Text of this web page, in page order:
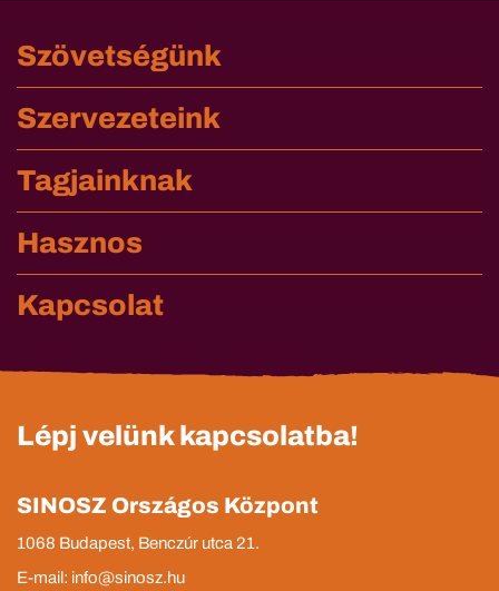
Szövetségünk
Szervezeteink
Tagjainknak
Hasznos
Kapcsolat
Lépj velünk kapcsolatba!
SINOSZ Országos Központ
1068 Budapest, Benczúr utca 21.
E-mail: info@sinosz.hu